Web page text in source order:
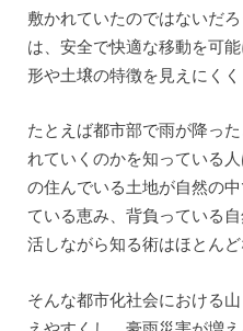
敷かれていたのではないだ
は、安全で快適な移動を可
形や土壌の特徴を見えにくく
たとえば都市部で雨が降っ
れていくのかを知っている
の住んでいる土地が自然の
ている恵み、背負っている
活しながら知る術はほとんど
そんな都市化社会における